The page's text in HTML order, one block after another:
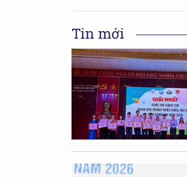
Tin mới